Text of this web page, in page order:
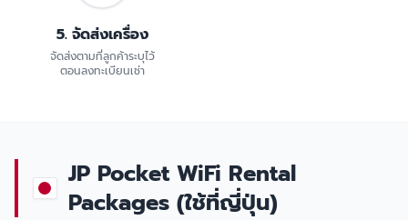
5. จัดส่งเครื่อง
จัดส่งตามที่ลูกค้าระบุไว้
ตอนลงทะเบียนเช่า
JP Pocket WiFi Rental
Packages (ใช้ที่ญี่ปุ่น)